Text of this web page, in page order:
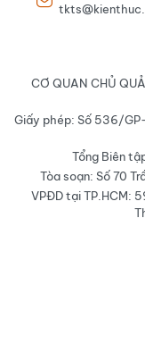
CƠ QUAN CHỦ
Giấy phép: Số 536/
Tổng Biên
Tòa soạn: Số 70
VPĐD tại TP.HCM: